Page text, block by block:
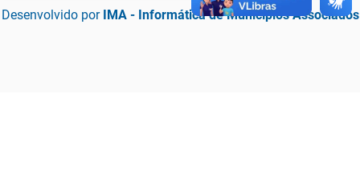
Desenvolvido por IMA - Informática de Municípios Associados